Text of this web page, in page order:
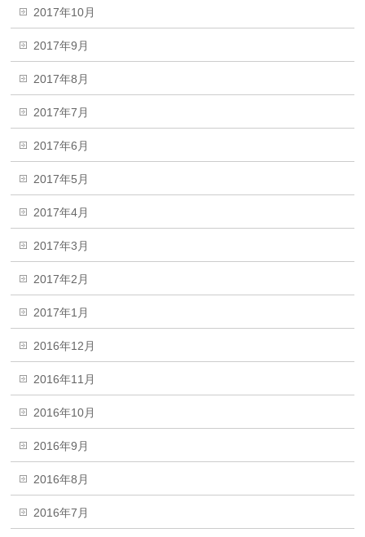
2017年10月
2017年9月
2017年8月
2017年7月
2017年6月
2017年5月
2017年4月
2017年3月
2017年2月
2017年1月
2016年12月
2016年11月
2016年10月
2016年9月
2016年8月
2016年7月